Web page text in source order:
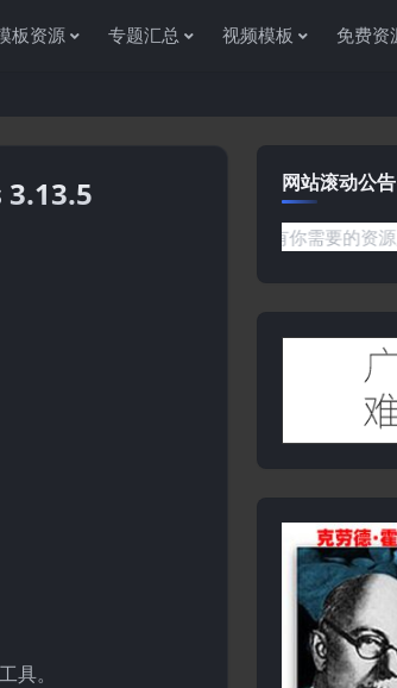
板资源 专题汇总 视频模板 免费资
具。
网站滚动公告
遇到任何问题或是网站没有你需要的资源,欢迎